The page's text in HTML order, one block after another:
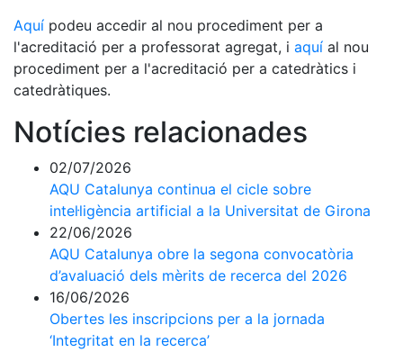
Aquí podeu accedir al nou procediment per a
l'acreditació per a professorat agregat, i aquí al nou
procediment per a l'acreditació per a catedràtics i
catedràtiques.
Notícies relacionades
02/07/2026
AQU Catalunya continua el cicle sobre
intel·ligència artificial a la Universitat de Girona
22/06/2026
AQU Catalunya obre la segona convocatòria
d’avaluació dels mèrits de recerca del 2026
16/06/2026
Obertes les inscripcions per a la jornada
‘Integritat en la recerca’